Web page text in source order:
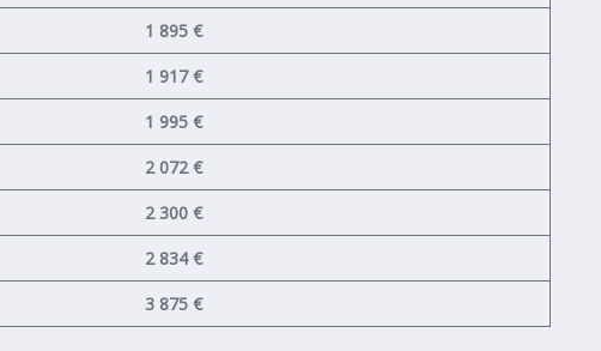
1 895 €
1 917 €
1 995 €
2 072 €
2 300 €
2 834 €
3 875 €